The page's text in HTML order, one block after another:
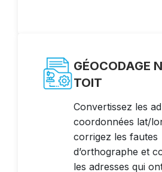
GÉOCODAGE
TOIT
Convertissez les
coordonnées lat/
corrigez les fautes
d’orthographe et
les adresses qui